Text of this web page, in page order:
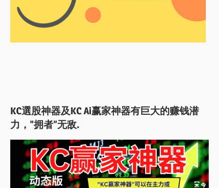
KC選股神器及KC Ai赢家神器有巨大的赚钱潜
力，”拥者”无敌.